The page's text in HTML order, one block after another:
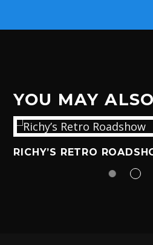
YOU MAY
RICHY’S RETRO